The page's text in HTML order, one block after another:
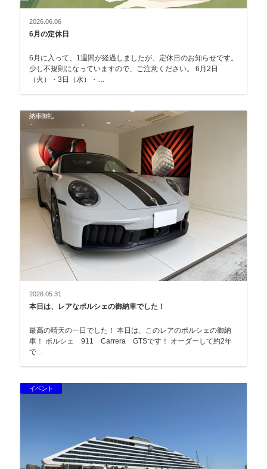
2026.06.06
6月の定休日
6月に入って、1週間が経過しましたが、定休日のお知らせです。
少し不規則になっていますので、ご注意ください。 6月2日
（火）・3日（水）・…
納車御礼
2026.05.31
本日は、レアなポルシェの御納車でした！
最高の晴天の一日でした！ 本日は、このレアのポルシェの御納
車！ ポルシェ 911 Carrera GTSです！ オーダーして約2年
で…
イベント